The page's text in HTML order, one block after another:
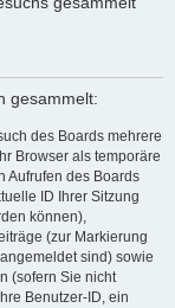
gesammelt:
des Boards mehrere
Browser als temporäre
Aufrufen des Boards
ID Ihrer Sitzung
können),
(zur Markierung
sind) sowie
(sofern Sie nicht
Benutzer-ID, ein